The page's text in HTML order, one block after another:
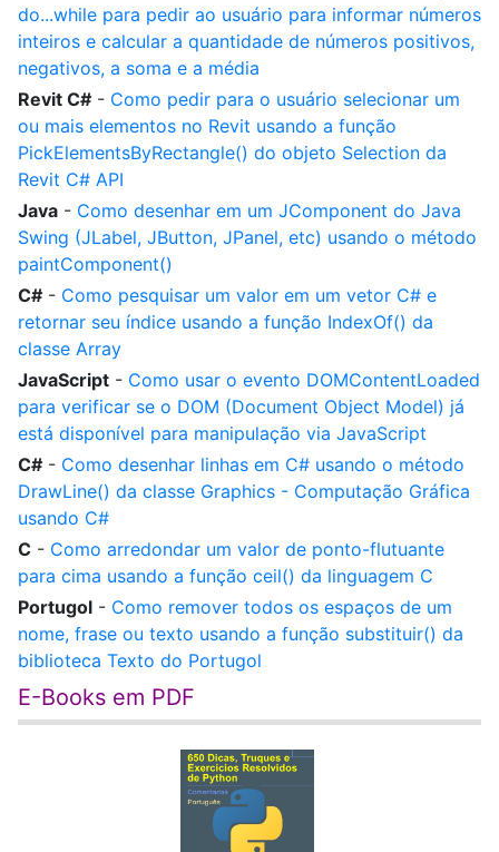
do...while para pedir ao usuário para informar números
inteiros e calcular a quantidade de números positivos,
negativos, a soma e a média
Revit C# - Como pedir para o usuário selecionar um
ou mais elementos no Revit usando a função
PickElementsByRectangle() do objeto Selection da
Revit C# API
Java - Como desenhar em um JComponent do Java
Swing (JLabel, JButton, JPanel, etc) usando o método
paintComponent()
C# - Como pesquisar um valor em um vetor C# e
retornar seu índice usando a função IndexOf() da
classe Array
JavaScript - Como usar o evento DOMContentLoaded
para verificar se o DOM (Document Object Model) já
está disponível para manipulação via JavaScript
C# - Como desenhar linhas em C# usando o método
DrawLine() da classe Graphics - Computação Gráfica
usando C#
C - Como arredondar um valor de ponto-flutuante
para cima usando a função ceil() da linguagem C
Portugol - Como remover todos os espaços de um
nome, frase ou texto usando a função substituir() da
biblioteca Texto do Portugol
E-Books em PDF